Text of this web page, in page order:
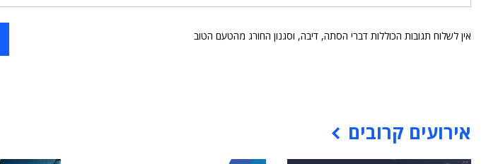
אין לשלוח תגובות הכוללות דברי הסתה, דיבה, וסגנון החורג מהטעם הטוב
אירועים קרובים